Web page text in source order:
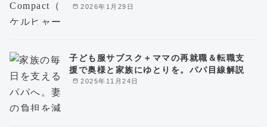
2026年1月29日
2025年11月24日
子ども服サブスク＋ママの再就職＆転職支
援で奥様と家族にゆとりを。パパ目線解説